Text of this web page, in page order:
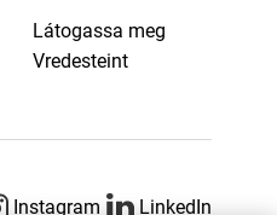
Látogassa meg
Vredesteint
Instagram LinkedIn